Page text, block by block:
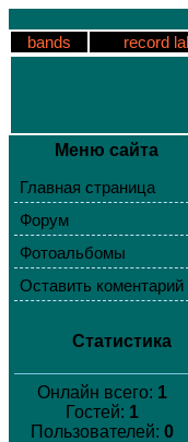
bands record
Меню сайта
Главная страница
Форум
Фотоальбомы
Оставить коментарий
Статистика
Онлайн всего: 1
Гостей: 1
Пользователей: 0